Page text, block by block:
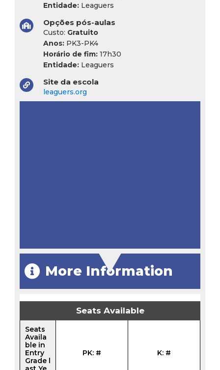
Entidade: Leaguers
Opções pós-aulas
Custo: Gratuito
Anos: PK3-PK4
Horário de fim: 17h30
Entidade: Leaguers
Site da escola
leaguers.org
More Information
Seats Available
Seats
Availa
ble in
Entry
Grade l
PK: # K: #